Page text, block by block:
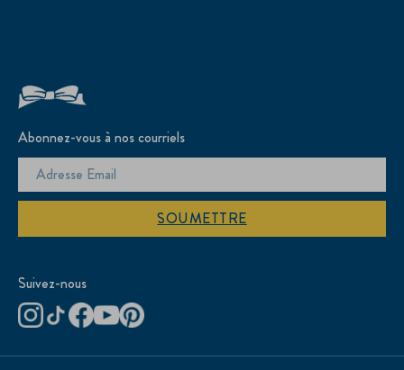
Abonnez-vous à nos courriels
SOUMETTRE
Suivez-nous